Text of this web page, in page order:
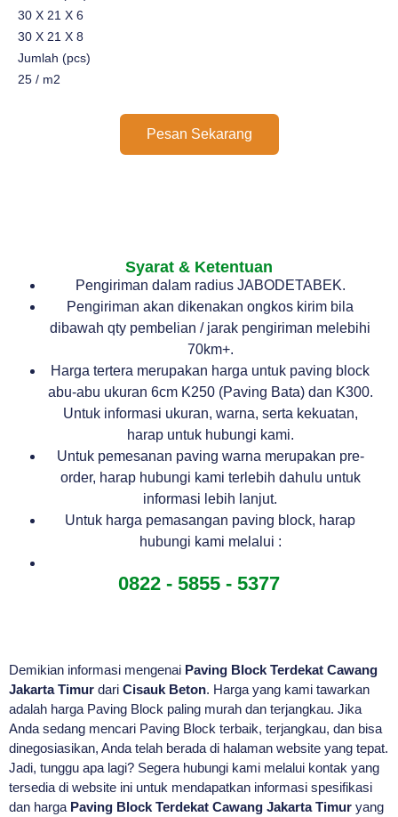
30 X 21 X 6
30 X 21 X 8
Jumlah (pcs)
25 / m2
Pesan Sekarang
Syarat & Ketentuan
Pengiriman dalam radius JABODETABEK.
Pengiriman akan dikenakan ongkos kirim bila
dibawah qty pembelian / jarak pengiriman melebihi
70km+.
Harga tertera merupakan harga untuk paving block
abu-abu ukuran 6cm K250 (Paving Bata) dan K300.
Untuk informasi ukuran, warna, serta kekuatan,
harap untuk hubungi kami.
Untuk pemesanan paving warna merupakan pre-
order, harap hubungi kami terlebih dahulu untuk
informasi lebih lanjut.
Untuk harga pemasangan paving block, harap
hubungi kami melalui :
0822 - 5855 - 5377
Demikian informasi mengenai Paving Block Terdekat Cawang
Jakarta Timur dari Cisauk Beton. Harga yang kami tawarkan
adalah harga Paving Block paling murah dan terjangkau. Jika
Anda sedang mencari Paving Block terbaik, terjangkau, dan bisa
dinegosiasikan, Anda telah berada di halaman website yang tepat.
Jadi, tunggu apa lagi? Segera hubungi kami melalui kontak yang
tersedia di website ini untuk mendapatkan informasi spesifikasi
dan harga Paving Block Terdekat Cawang Jakarta Timur yang